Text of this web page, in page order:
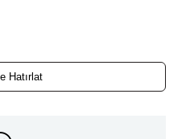
Hatırlat